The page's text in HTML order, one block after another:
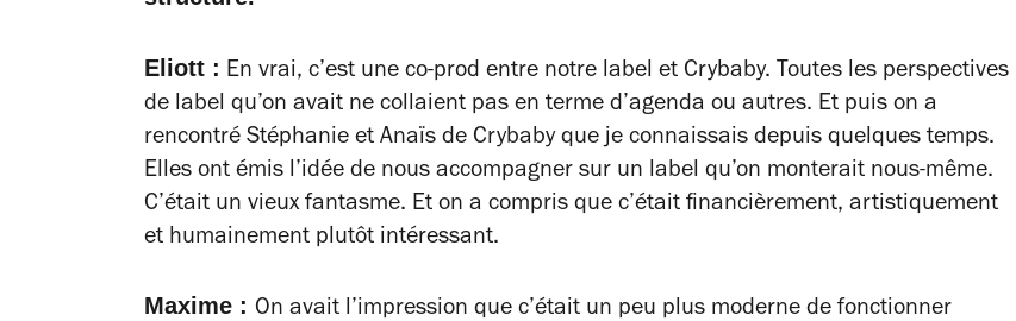
Eliott : En vrai, c’est une co-prod entre notre label et Crybaby. Toutes les perspectives
de label qu’on avait ne collaient pas en terme d’agenda ou autres. Et puis on a
rencontré Stéphanie et Anaïs de Crybaby que je connaissais depuis quelques temps.
Elles ont émis l’idée de nous accompagner sur un label qu’on monterait nous-même.
C’était un vieux fantasme. Et on a compris que c’était financièrement, artistiquement
et humainement plutôt intéressant.
Maxime : On avait l’impression que c’était un peu plus moderne de fonctionner